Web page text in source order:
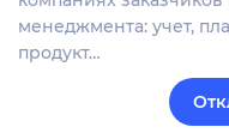
менеджмента: учет,
продукт…